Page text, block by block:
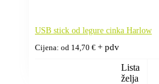
USB stick od legure cinka Harlow
Cijena: od 14,70 € + pdv
Lista
želja